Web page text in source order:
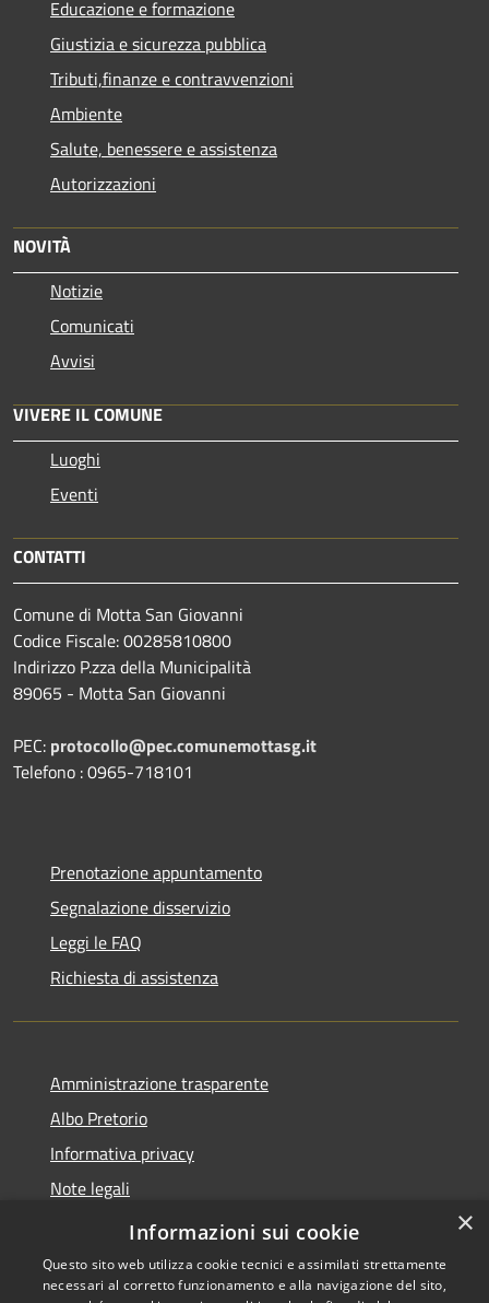
Educazione e formazione
Giustizia e sicurezza pubblica
Tributi,finanze e contravvenzioni
Ambiente
Salute, benessere e assistenza
Autorizzazioni
NOVITÀ
Notizie
Comunicati
Avvisi
VIVERE IL COMUNE
Luoghi
Eventi
CONTATTI
Comune di Motta San Giovanni
Codice Fiscale: 00285810800
Indirizzo P.zza della Municipalità
89065 - Motta San Giovanni
PEC: protocollo@pec.comunemottasg.it
Telefono : 0965-718101
Prenotazione appuntamento
Segnalazione disservizio
Leggi le FAQ
Richiesta di assistenza
Amministrazione trasparente
Albo Pretorio
Informativa privacy
Note legali
Dichiarazione di accessibilità
×
Informazioni sui cookie
Questo sito web utilizza cookie tecnici e assimilati strettamente
necessari al corretto funzionamento e alla navigazione del sito,